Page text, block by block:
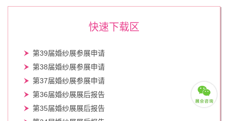
快速下载区
第39届婚纱展参展申请
第38届婚纱展参展申请
第37届婚纱展参展申请
第36届婚纱展展后报告
第35届婚纱展展后报告